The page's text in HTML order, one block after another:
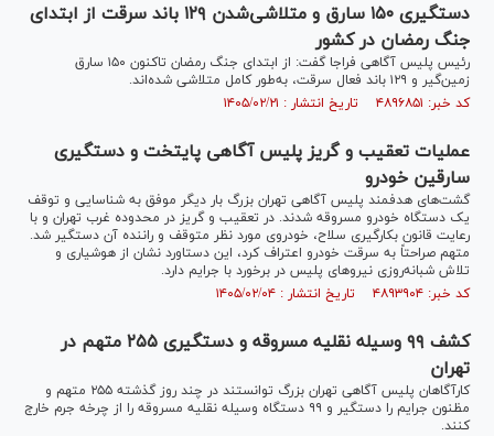
دستگیری ۱۵۰ سارق و متلاشی‌شدن ۱۲۹ باند سرقت از ابتدای
جنگ رمضان در کشور
رئیس پلیس آگاهی فراجا گفت: از ابتدای جنگ رمضان تاکنون ۱۵۰ سارق
زمین‌گیر و ۱۲۹ باند فعال سرقت، به‌طور کامل متلاشی شده‌اند.
کد خبر: ۴۸۹۶۸۵۱ تاریخ انتشار : ۱۴۰۵/۰۲/۲۱
عملیات تعقیب و گریز پلیس آگاهی پایتخت و دستگیری
سارقین خودرو
گشت‌های هدفمند پلیس آگاهی تهران بزرگ بار دیگر موفق به شناسایی و توقف
یک دستگاه خودرو مسروقه شدند. در تعقیب و گریز در محدوده غرب تهران و با
رعایت قانون بکارگیری سلاح، خودروی مورد نظر متوقف و راننده آن دستگیر شد.
متهم صراحتاً به سرقت خودرو اعتراف کرد، این دستاورد نشان از هوشیاری و
تلاش شبانه‌روزی نیروهای پلیس در برخورد با جرایم دارد.
کد خبر: ۴۸۹۳۹۰۴ تاریخ انتشار : ۱۴۰۵/۰۲/۰۴
کشف ۹۹ وسیله نقلیه مسروقه و دستگیری ۲۵۵ متهم در
تهران
کارآگاهان پلیس آگاهی تهران بزرگ توانستند در چند روز گذشته ۲۵۵ متهم و
مظنون جرایم را دستگیر و ۹۹ دستگاه وسیله نقلیه مسروقه را از چرخه جرم خارج
کنند.